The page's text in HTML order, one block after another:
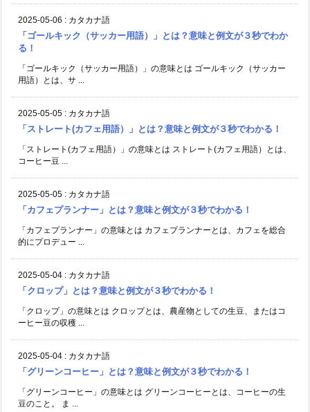
2025-05-06 : カタカナ語
「ゴールキック（サッカー用語）」とは？意味と例文が３秒でわか
る！
「ゴールキック（サッカー用語）」の意味とは ゴールキック（サッカー
用語）とは、サ ...
2025-05-05 : カタカナ語
「ストレート(カフェ用語）」とは？意味と例文が３秒でわかる！
「ストレート(カフェ用語）」の意味とは ストレート(カフェ用語）とは、
コーヒー豆 ...
2025-05-05 : カタカナ語
「カフェプランナー」とは？意味と例文が３秒でわかる！
「カフェプランナー」の意味とは カフェプランナーとは、カフェを総合
的にプロデュー ...
2025-05-04 : カタカナ語
「クロップ」とは？意味と例文が３秒でわかる！
「クロップ」の意味とは クロップとは、農産物としての生豆、またはコ
ーヒー豆の収穫 ...
2025-05-04 : カタカナ語
「グリーンコーヒー」とは？意味と例文が３秒でわかる！
「グリーンコーヒー」の意味とは グリーンコーヒーとは、コーヒーの生
豆のこと。 ま ...